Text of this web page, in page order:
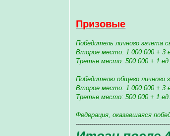
Призовые
Победитель личного зачета
Второе место: 1 000 000 + 3
Третье место: 500 000 + 1 ед.
Победителю общего личного
Второе место: 1 000 000 + 3
Третье место: 500 000 + 1 ед.
Федерация, оказавшаяся